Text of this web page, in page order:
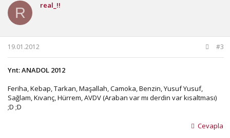
R real_!!
19.01.2012 #3
Ynt: ANADOL 2012
Feriha, Kebap, Tarkan, Maşallah, Camoka, Benzin, Yusuf Yusuf,
Sağlam, Kıvanç, Hürrem, AVDV (Araban var mı derdin var kısaltması)
;D ;D
Cevapla